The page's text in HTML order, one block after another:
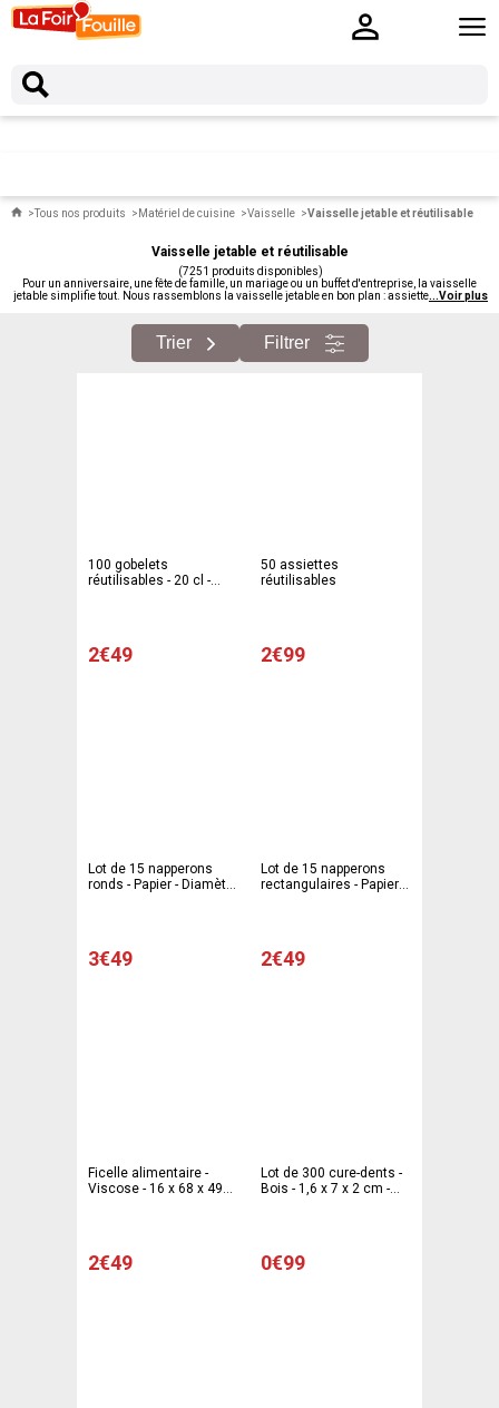
Tous nos produits Matériel de cuisine Vaisselle Vaisselle jetable et réutilisable
Vaisselle jetable et réutilisable
(7251 produits disponibles)
Pour un anniversaire, une fête de famille, un mariage ou un buffet d'entreprise, la vaisselle
jetable simplifie tout. Nous rassemblons la vaisselle jetable en bon plan : assiettes, couverts,
...Voir plus
Trier Filtrer
100 gobelets
réutilisables - 20 cl -
2€49
50 assiettes
réutilisables
2€99
Lot de 15 napperons
ronds - Papier - Diamètre
3€49
Lot de 15 napperons
rectangulaires - Papier -
2€49
Ficelle alimentaire -
Viscose - 16 x 68 x 49
2€49
Lot de 300 cure-dents -
Bois - 1,6 x 7 x 2 cm -
0€99